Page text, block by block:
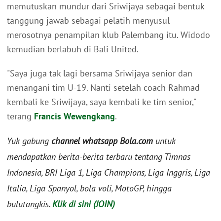
memutuskan mundur dari Sriwijaya sebagai bentuk
tanggung jawab sebagai pelatih menyusul
merosotnya penampilan klub Palembang itu. Widodo
kemudian berlabuh di Bali United.
"Saya juga tak lagi bersama Sriwijaya senior dan
menangani tim U-19. Nanti setelah coach Rahmad
kembali ke Sriwijaya, saya kembali ke tim senior,"
terang Francis Wewengkang.
Yuk gabung channel whatsapp Bola.com untuk
mendapatkan berita-berita terbaru tentang Timnas
Indonesia, BRI Liga 1, Liga Champions, Liga Inggris, Liga
Italia, Liga Spanyol, bola voli, MotoGP, hingga
bulutangkis.Klik di sini (JOIN)